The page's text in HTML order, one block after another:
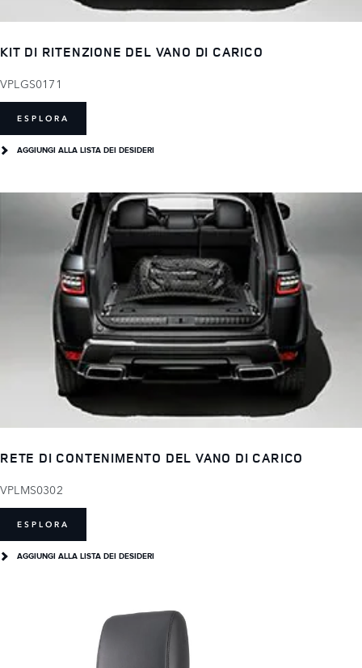
KIT DI RITENZIONE DEL VANO DI CARICO
VPLGS0171
ESPLORA
AGGIUNGI ALLA LISTA DEI DESIDERI
RETE DI CONTENIMENTO DEL VANO DI CARICO
VPLMS0302
ESPLORA
AGGIUNGI ALLA LISTA DEI DESIDERI